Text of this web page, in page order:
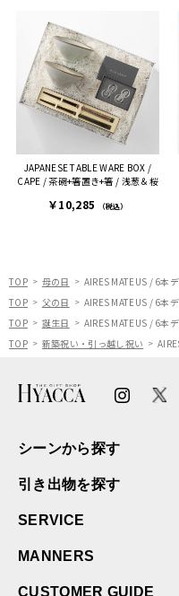
った時は、HYACCAギフト
を選んでよかったし他の友
人にもお勧めしたいと感じ
ました。
また、こちら不注意でメー
ルアドレスを誤って入力し
登録してログインできなく
困った際にも、迅速に回答
連絡があり大変助かりまし
JAPANESE TABLE WARE BOX /
CAPE / 茶碗+箸置き+箸 / 浅葱＆桜
￥10,285 （税込）
TOP 母の日
AIRES MATEUS / 6本
TOP
父の日
AIRES MATEUS / 6本
TOP
誕生日
AIRES MATEUS / 6本
TOP
新築祝い・引っ越し祝い
シーンから探す
引き出物を探す
SERVICE
MANNERS
CUSTOMER GUIDE